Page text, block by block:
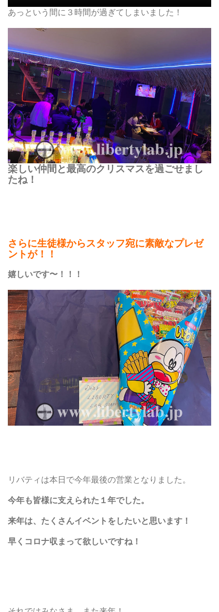
あっという間に３時間が過ぎてしまいました！
楽しい仲間と最高のクリスマスを過ごせまし
たね！
さらに生徒様からスタッフ宛に素敵なプレゼ
ントが！！
嬉しいです〜！！！
リバティは本日で今年最後の営業となりました。
今年も皆様に支えられた１年でした。
来年は、たくさんイベントをしたいと思います！
早くコロナ収まって欲しいですね！